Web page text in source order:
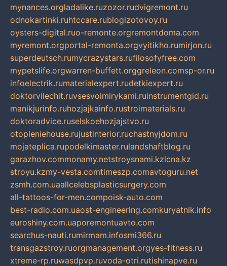
mynances.orgladalike.ruzozor.rudvigremont.ru
odnokartinki.ruhtccare.rublogizotovoy.ru
oysters-digital.ruo-remonte.orgremontdoma.com
myremont.orgportal-remonta.orgvyitikho.rumirjon.ru
superdeutsch.rumycrazystars.rufilosofyfree.com
mypetslife.orgwarren-buffett.orggreleon.comsp-or.ru
infoelectrik.rumaterialexpert.rudetkiexpert.ru
doktorvilechit.ruvsesvoimirykami.ruinstrumentgid.ru
manikjurinfo.ruhozjajkainfo.rustroimaterials.ru
doktoradvice.ruselskoehozjajstvo.ru
otopleniehouse.rujustinterior.ruchastnyjdom.ru
mojateplica.rupodelkimaster.rulandshaftblog.ru
garazhov.commonamy.netstroysnami.kzlcna.kz
stroyu.kzmy-vesta.comtimeszp.comavtoguru.net
zsmh.com.uaallcelebsplasticsurgery.com
all-tattoos-for-men.compoisk-auto.com
best-radio.com.uaost-engineering.comkuryatnik.info
euroshiny.com.uaporemontuavto.com
searchus-nauti.rumirmam.infosmi366.ru
transgazstroy.ruorgmanagement.orgyes-fitness.ru
xtreme-rp.ruwasdpvp.ruvoda-otri.rutishinapve.ru